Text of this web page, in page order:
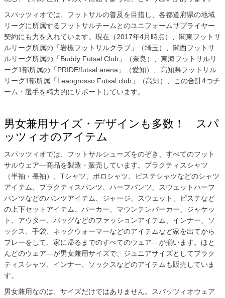
スパッツィオでは、フットサルの普及を目指し、各都道府県の地域
リーグに所属するフットサルチームとのユニフォームサプライヤー
契約にも力を入れています。現在（2017年4月時点）、関東フットサ
ルリーグ所属の「岩槻フットサルクラブ」（埼玉）、関西フットサ
ルリーグ所属の「Buddy Futsal Club」（奈良）、東海フットサルリ
ーグ1部所属の「PRIDE/futsal arena」（愛知）、高知県フットサル
リーグ1部所属「Leaogrosso Futsal club」（高知）、この合計4つチ
ーム・選手を精力的にサポートしています。
男女兼用サイズ・デザインも多数！ スパ
ッツィオのアイテム
スパッツィオでは、フットサルシューズをのぞき、すべてのフット
サルウェア―商品を製造・販売しています。プラクティスシャツ
（半袖・長袖）、Tシャツ、ポロシャツ、ピステシャツなどのシャツ
アイテム、プラクティスパンツ、ハーフパンツ、スウェットハーフ
パンツなどのパンツアイテム、ジャージ、スウェット、ピステなど
の上下セットアイテム、パーカー、マウンテンパーカー、ジャケッ
ト、アウター、バッグなどのファッションアイテム、インナー、ソ
ックス、手袋、ネックウォーマーなどのアイテムなど家を出てから
プレーをして、家に帰るまでのすべてのウェア―が揃います。ほと
んどのウェア―が男女兼用サイズで、ジュニアサイズとしてプラク
ティスシャツ、インナー、ソックスなどのアイテムも販売していま
す。
男女兼用なのは、サイズだけではありません。スパッツィオウェア